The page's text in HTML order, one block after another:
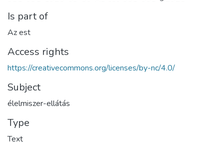
Is part of
Az est
Access rights
https://creativecommons.org/licenses/by-nc/4.0/
Subject
élelmiszer-ellátás
Type
Text